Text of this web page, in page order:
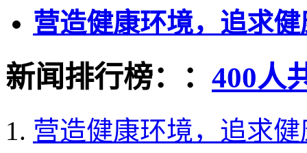
营造健康环境，追求
新闻排行榜：： 400人
营造健康环境，追求